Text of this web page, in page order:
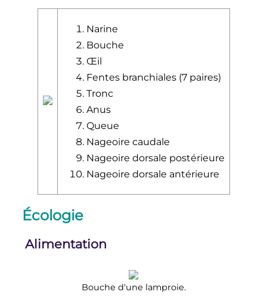
Narine
Bouche
Œil
Fentes branchiales (7 paires)
Tronc
Anus
Queue
Nageoire caudale
Nageoire dorsale postérieure
Nageoire dorsale antérieure
Écologie
Alimentation
Bouche d'une lamproie.